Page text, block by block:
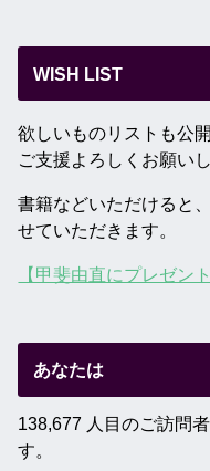
WISH LIST
欲しいものリストも公
ご支援よろしくお願いし
書籍などいただけると
せていただきます。
【甲斐由直にプレゼン
あなたは
138,677 人目のご訪問
す。